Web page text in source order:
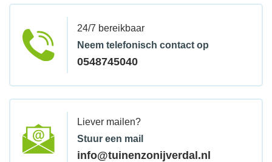
24/7 bereikbaar
Neem telefonisch contact op
0548745040
Liever mailen?
Stuur een mail
info@tuinenzonijverdal.nl